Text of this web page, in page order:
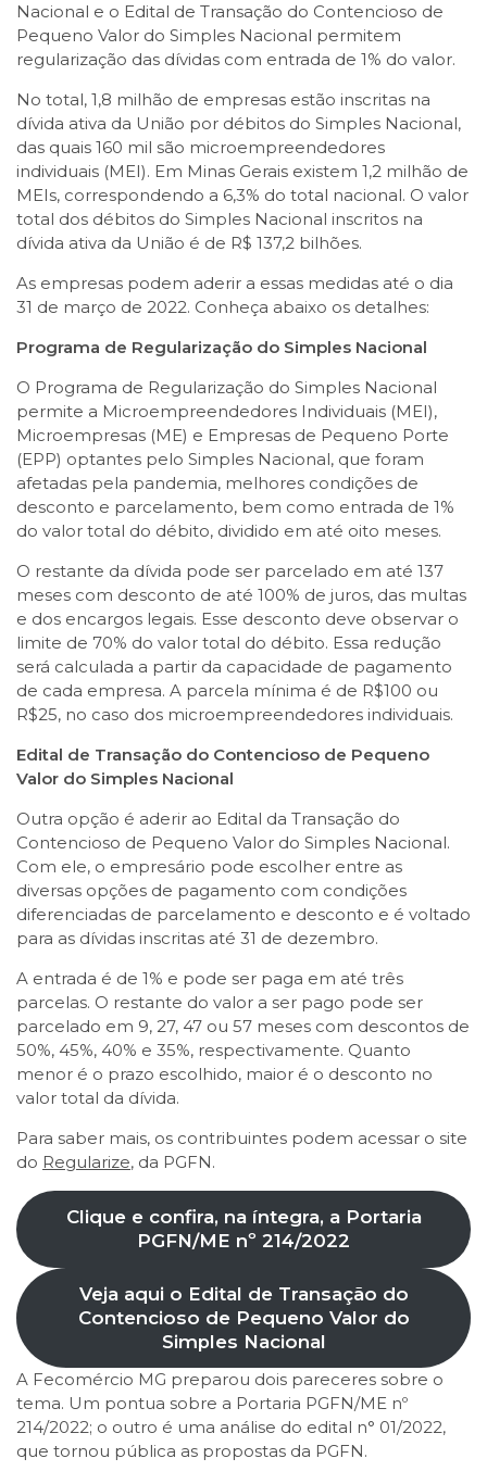
Nacional e o Edital de Transação do Contencioso de
Pequeno Valor do Simples Nacional permitem
regularização das dívidas com entrada de 1% do valor.
No total, 1,8 milhão de empresas estão inscritas na
dívida ativa da União por débitos do Simples Nacional,
das quais 160 mil são microempreendedores
individuais (MEI). Em Minas Gerais existem 1,2 milhão de
MEIs, correspondendo a 6,3% do total nacional. O valor
total dos débitos do Simples Nacional inscritos na
dívida ativa da União é de R$ 137,2 bilhões.
As empresas podem aderir a essas medidas até o dia
31 de março de 2022. Conheça abaixo os detalhes:
Programa de Regularização do Simples Nacional
O Programa de Regularização do Simples Nacional
permite a Microempreendedores Individuais (MEI),
Microempresas (ME) e Empresas de Pequeno Porte
(EPP) optantes pelo Simples Nacional, que foram
afetadas pela pandemia, melhores condições de
desconto e parcelamento, bem como entrada de 1%
do valor total do débito, dividido em até oito meses.
O restante da dívida pode ser parcelado em até 137
meses com desconto de até 100% de juros, das multas
e dos encargos legais. Esse desconto deve observar o
limite de 70% do valor total do débito. Essa redução
será calculada a partir da capacidade de pagamento
de cada empresa. A parcela mínima é de R$100 ou
R$25, no caso dos microempreendedores individuais.
Edital de Transação do Contencioso de Pequeno
Valor do Simples Nacional
Outra opção é aderir ao Edital da Transação do
Contencioso de Pequeno Valor do Simples Nacional.
Com ele, o empresário pode escolher entre as
diversas opções de pagamento com condições
diferenciadas de parcelamento e desconto e é voltado
para as dívidas inscritas até 31 de dezembro.
A entrada é de 1% e pode ser paga em até três
parcelas. O restante do valor a ser pago pode ser
parcelado em 9, 27, 47 ou 57 meses com descontos de
50%, 45%, 40% e 35%, respectivamente. Quanto
menor é o prazo escolhido, maior é o desconto no
valor total da dívida.
Para saber mais, os contribuintes podem acessar o site
do Regularize, da PGFN.
Clique e confira, na íntegra, a Portaria
PGFN/ME nº 214/2022
Veja aqui o Edital de Transação do
Contencioso de Pequeno Valor do
Simples Nacional
A Fecomércio MG preparou dois pareceres sobre o
tema. Um pontua sobre a Portaria PGFN/ME nº
214/2022; o outro é uma análise do edital n° 01/2022,
que tornou pública as propostas da PGFN.